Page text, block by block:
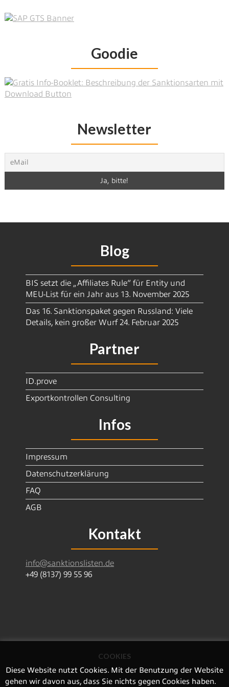
Goodie
Newsletter
Blog
BIS setzt die „Affiliates Rule“ für Entity und
MEU-List für ein Jahr aus 13. November 2025
Das 16. Sanktionspaket gegen Russland: Viele
Details, kein großer Wurf 24. Februar 2025
Partner
ID.prove
Exportkontrollen Consulting
Infos
Impressum
Datenschutzerklärung
FAQ
AGB
Kontakt
info@sanktionslisten.de
+49 (8137) 99 55 96
SanctionsDataServices GmbH | Leitlweg 19 | 85293
Reichertshausen | Deutschland
Amtsgericht Ingolstadt HRB 5430
COOKIES
Diese Website nutzt Cookies. Mit der Benutzung der Website
gehen wir davon aus, dass Sie nichts gegen Cookies haben.